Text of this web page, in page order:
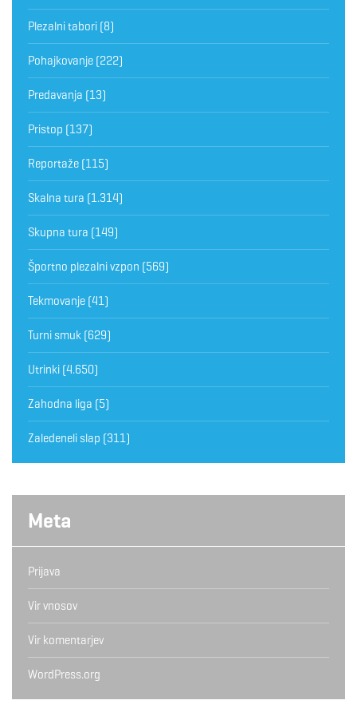
Plezalni tabori (8)
Pohajkovanje (222)
Predavanja (13)
Pristop (137)
Reportaže (115)
Skalna tura (1.314)
Skupna tura (149)
Športno plezalni vzpon (569)
Tekmovanje (41)
Turni smuk (629)
Utrinki (4.650)
Zahodna liga (5)
Zaledeneli slap (311)
Meta
Prijava
Vir vnosov
Vir komentarjev
WordPress.org